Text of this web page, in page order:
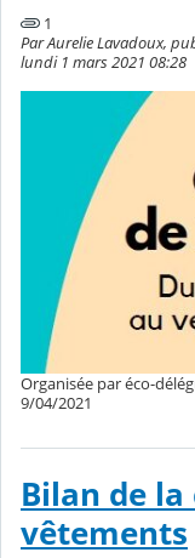
1
Par Aurelie Lavadoux,
lundi 1 mars 2021 08:28
Organisée par éco-
9/04/2021
Bilan de
vêtements